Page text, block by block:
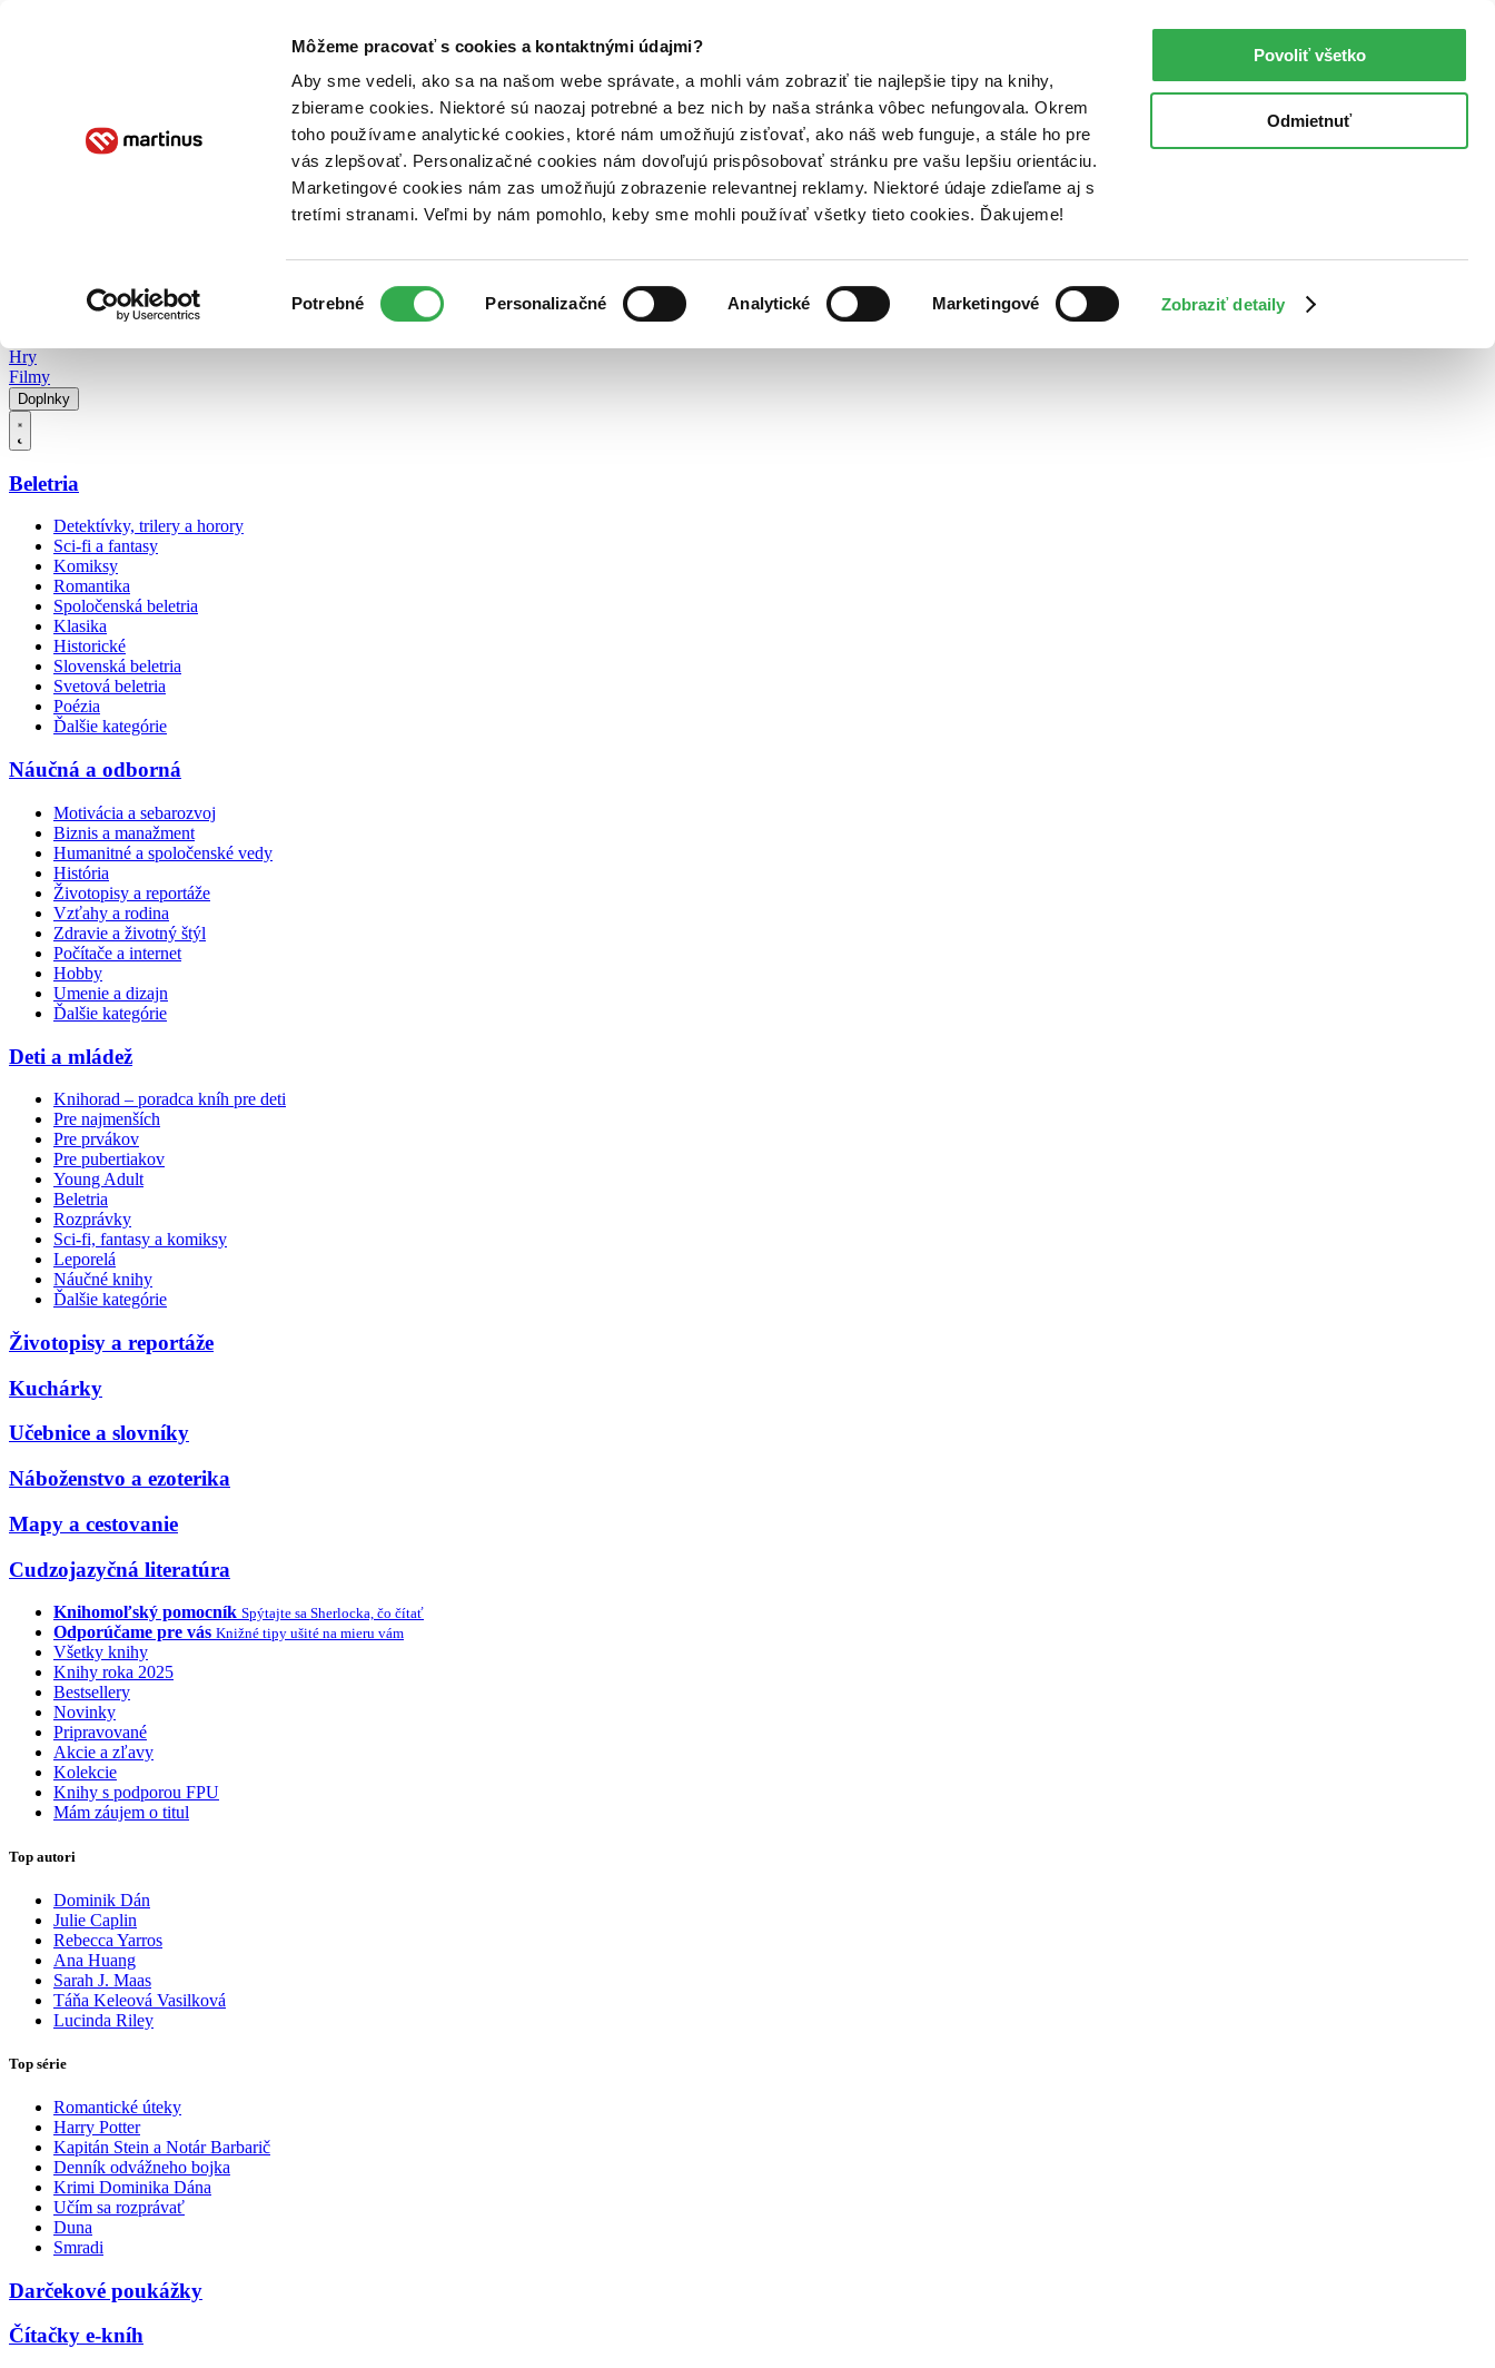
Môžeme pracovať s cookies a kontaktnými údajmi?
Aby sme vedeli, ako sa na našom webe správate, a mohli vám zobraziť tie najlepšie tipy na knihy,
zbierame cookies. Niektoré sú naozaj potrebné a bez nich by naša stránka vôbec nefungovala. Okrem
toho používame analytické cookies, ktoré nám umožňujú zisťovať, ako náš web funguje, a stále ho pre
vás zlepšovať. Personalizačné cookies nám dovoľujú prispôsobovať stránku pre vašu lepšiu orientáciu.
Marketingové cookies nám zas umožňujú zobrazenie relevantnej reklamy. Niektoré údaje zdieľame aj s
tretími stranami. Veľmi by nám pomohlo, keby sme mohli používať všetky tieto cookies. Ďakujeme!
súhlasu
Potrebné Personalizačné Analytické Marketingové Zobraziť detaily
Povoliť všetko
Odmietnuť
Poukážky Kontakt
Hry
Filmy
Doplnky
Beletria
Detektívky, trilery a horory
Sci-fi a fantasy
Komiksy
Romantika
Spoločenská beletria
Klasika
Historické
Slovenská beletria
Svetová beletria
Poézia
Ďalšie kategórie
Náučná a odborná
Motivácia a sebarozvoj
Biznis a manažment
Humanitné a spoločenské vedy
História
Životopisy a reportáže
Vzťahy a rodina
Zdravie a životný štýl
Počítače a internet
Hobby
Umenie a dizajn
Ďalšie kategórie
Deti a mládež
Knihorad – poradca kníh pre deti
Pre najmenších
Pre prvákov
Pre pubertiakov
Young Adult
Beletria
Rozprávky
Sci-fi, fantasy a komiksy
Leporelá
Náučné knihy
Ďalšie kategórie
Životopisy a reportáže
Kuchárky
Učebnice a slovníky
Náboženstvo a ezoterika
Mapy a cestovanie
Cudzojazyčná literatúra
Knihomoľský pomocník Spýtajte sa Sherlocka, čo čítať
Odporúčame pre vás Knižné tipy ušité na mieru vám
Všetky knihy
Knihy roka 2025
Bestsellery
Novinky
Pripravované
Akcie a zľavy
Kolekcie
Knihy s podporou FPU
Mám záujem o titul
Top autori
Dominik Dán
Julie Caplin
Rebecca Yarros
Ana Huang
Sarah J. Maas
Táňa Keleová Vasilková
Lucinda Riley
Top série
Romantické úteky
Harry Potter
Kapitán Stein a Notár Barbarič
Denník odvážneho bojka
Krimi Dominika Dána
Učím sa rozprávať
Duna
Smradi
Darčekové poukážky
Čítačky e-kníh